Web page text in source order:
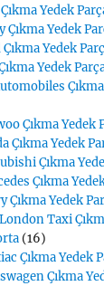
Yedek
Çıkma Yedek
Yedek
Yedek
Çıkma Yedek
Çıkma Yedek
Çıkma
Çıkma
Çıkma Yedek
Taxi
(16)
Çıkma Yedek
Çıkma